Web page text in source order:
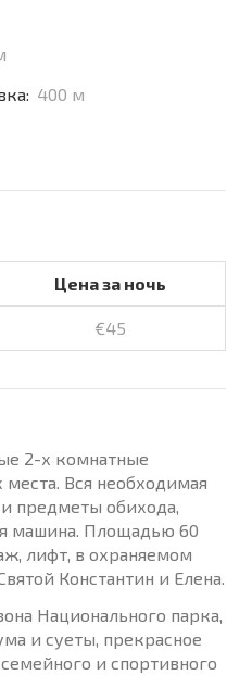
400 м
Цена за ночь
€45
2-х комнатные
Вся необходимая
предметы обихода,
машина. Площадью 60
лифт, в охраняемом
Константин и Елена.
Национального парка,
и суеты, прекрасное
и спортивного